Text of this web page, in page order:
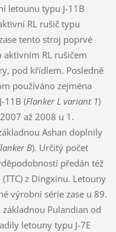
letounu typu J-11B
RL rušič typu
tento stroj poprvé
RL rušičem
pod křídlem. Posledně
používáno zejména
11B (Flanker L variant 1)
až 2008 u 1.
Ashan doplnily
B). Určitý počet
předán též
z Dingxinu. Letouny
výrobní série zase u 89.
Pulandian od
letouny typu J-7E